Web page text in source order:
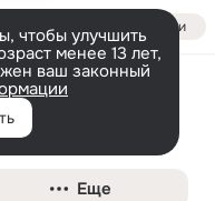
Войти
чтобы улучшить
менее 13 лет,
ваш законный
Еще